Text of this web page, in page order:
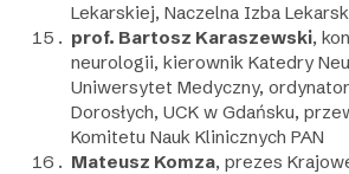
Lekarskiej, Naczelna Izba
prof. Bartosz Karaszewski,
neurologii, kierownik Katedry
Uniwersytet Medyczny,
Dorosłych, UCK w Gdańsku,
Komitetu Nauk Klinicznych PAN
Mateusz Komza, prezes